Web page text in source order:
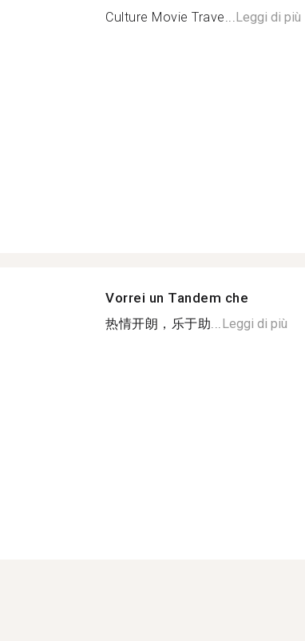
Culture Movie Trave...Leggi di più
Vorrei un Tandem che
热情开朗，乐于助...Leggi di più